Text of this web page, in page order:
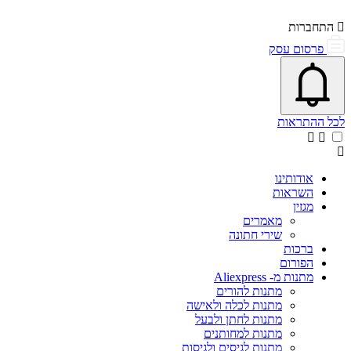
התחברות
פרסום עסק
פתיחת\סגירת מרכז התראות
אייקון פעמון
לכל ההתראות
אודותינו
השראות
מגזין
מאמרים
שירי חתונה
ברכות
הפורום
מתנות מ- Aliexpress
מתנות להורים
מתנות לכלה ולאישה
מתנות לחתן ולבעל
מתנות למחותנים
מתנות לגיסים ולגיסות